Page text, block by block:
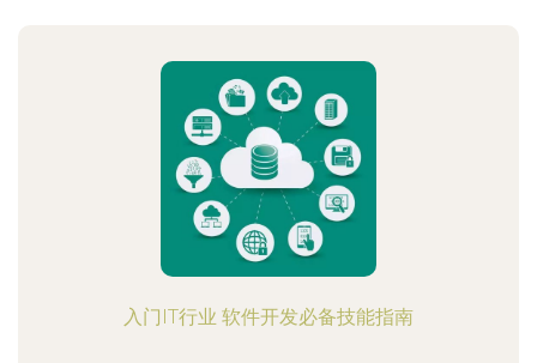
入门IT行业 软件开发必备技能指南